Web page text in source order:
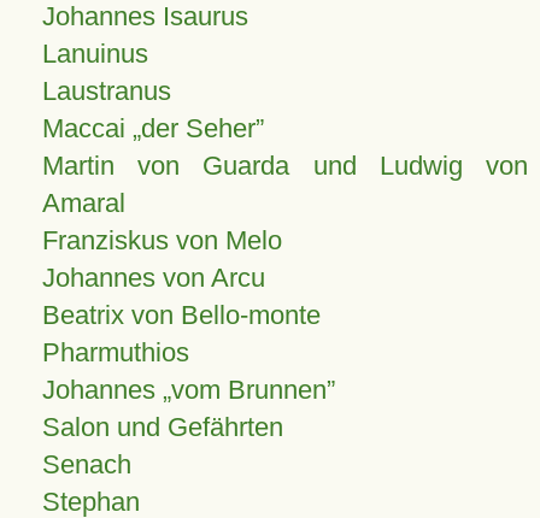
Johannes Isaurus
Lanuinus
Laustranus
Maccai „der Seher”
Martin von Guarda und Ludwig von
Amaral
Franziskus von Melo
Johannes von Arcu
Beatrix von Bello-monte
Pharmuthios
Johannes vom Brunnen
Salon und Gefährten
Senach
Stephan